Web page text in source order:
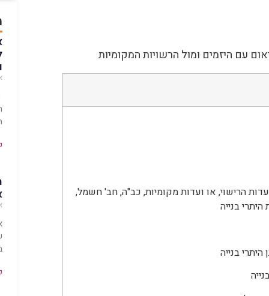
עם היזמים ומול הרשויות המקומיות
ועדות הרישוי, או ועדות מקומיות, כב"ה, חב' חשמל,
בנייה